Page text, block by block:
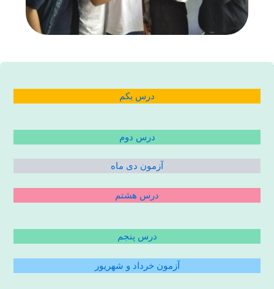
درس یکم
درس دوم
آزمون دی ماه
درس هشتم
درس پنجم
آزمون خرداد و شهریور